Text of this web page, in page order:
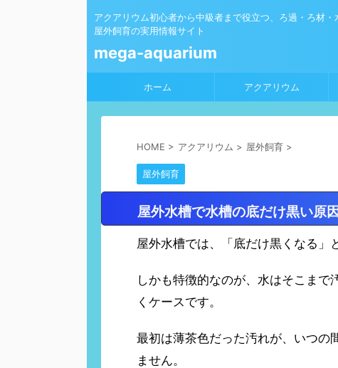
アクアリウム初心者から中級者まで役立つ、ろ過・ろ材・
屋外飼育の実用情報サイト
mega-aquarium
ホーム アクアリウム
HOME > アクアリウム > 屋外飼育 >
屋外飼育
屋外水槽で水槽の底だけ黒い原
屋外水槽では、「底だけ黒くなる」
しかも特徴的なのが、水はそこま
くケースです。
最初は薄茶色だった汚れが、いつの
ません。